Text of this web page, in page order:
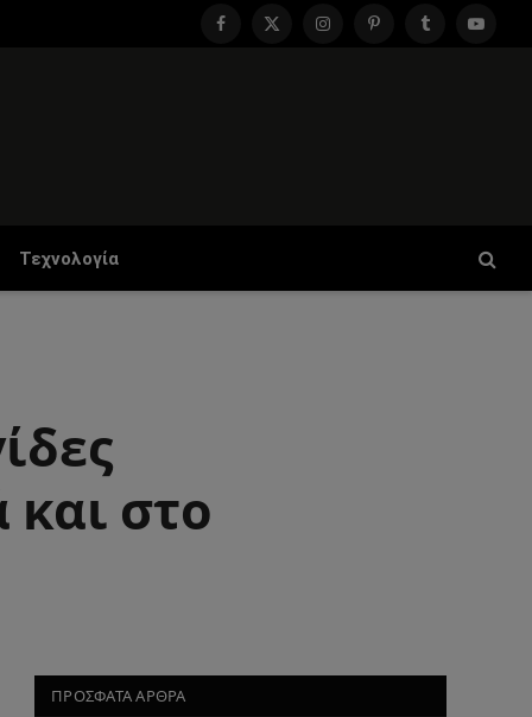
Facebook
X
InstagramPinterestTumblr
Τεχνολογία
στο
ΠΡΟΣΦΑΤΑ ΑΡΘΡΑ